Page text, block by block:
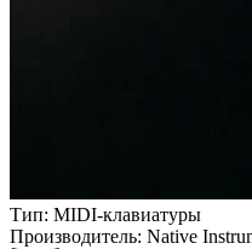
Тип: MIDI-клавиатуры
Производитель: Native